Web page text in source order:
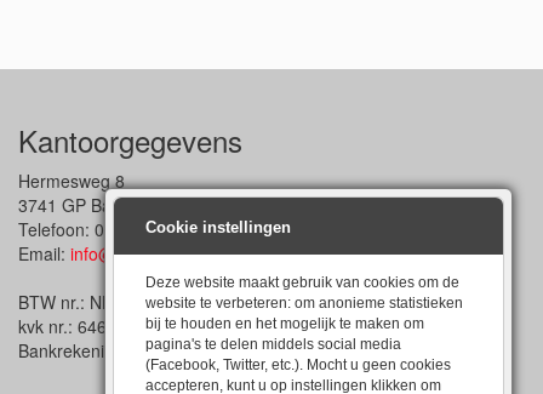
Kantoorgegevens
Hermesweg 8
3741 GP Baarn
Telefoon: 033-4795244
Email: info@salescraft.nl
BTW nr.: NL171206940B04
kvk nr.: 64625842
Bankrekeningnr.: NL54SNSB 0907 347274
Cookie instellingen
Deze website maakt gebruik van cookies om de
website te verbeteren: om anonieme statistieken
bij te houden en het mogelijk te maken om
pagina's te delen middels social media
(Facebook, Twitter, etc.). Mocht u geen cookies
accepteren, kunt u op instellingen klikken om